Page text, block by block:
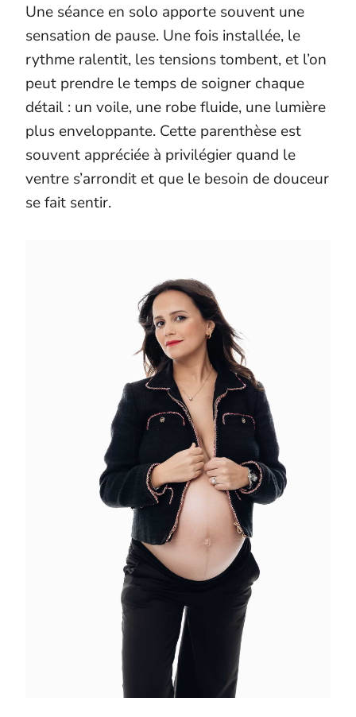
Une séance en solo apporte souvent une
sensation de pause. Une fois installée, le
rythme ralentit, les tensions tombent, et l’on
peut prendre le temps de soigner chaque
détail : un voile, une robe fluide, une lumière
plus enveloppante. Cette parenthèse est
souvent appréciée à privilégier quand le
ventre s’arrondit et que le besoin de douceur
se fait sentir.